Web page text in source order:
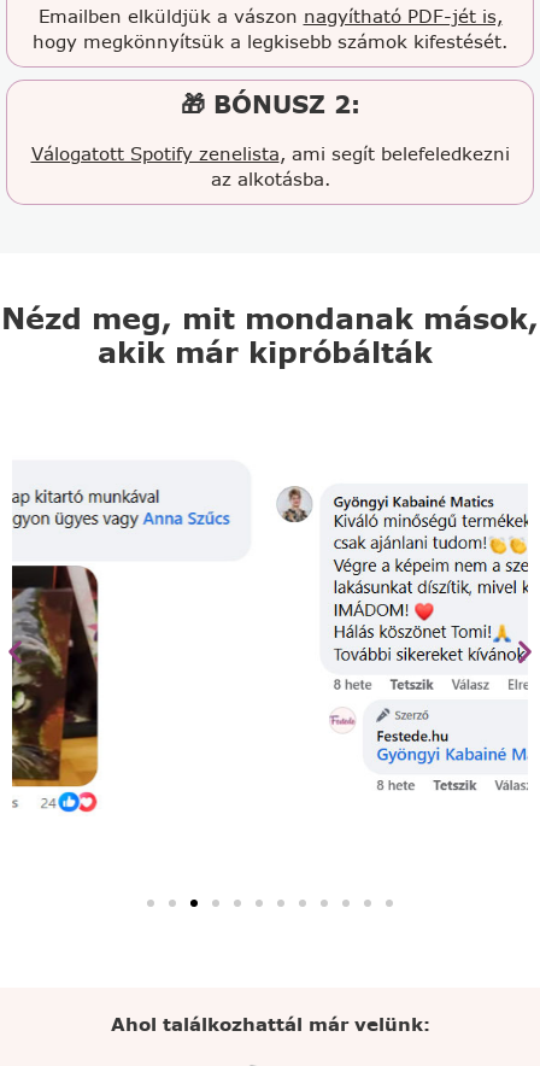
Emailben elküldjük a vászon nagyítható PDF-jét is,
hogy megkönnyítsük a legkisebb számok kifestését.
🎁 BÓNUSZ 2:
Válogatott Spotify zenelista, ami segít belefeledkezni
az alkotásba.
Nézd meg, mit mondanak mások,
akik már kipróbálták
Ahol találkozhattál már velünk: